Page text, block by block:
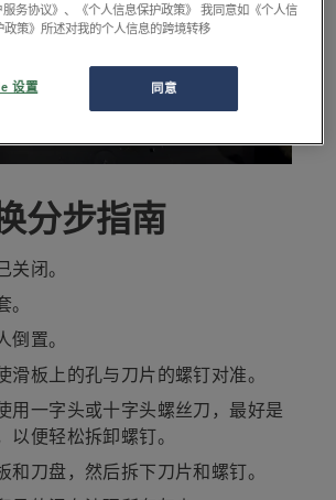
分步指南
关闭。
。
倒置。
滑板上的孔与刀片的螺钉对准。
用一字头或十字头螺丝刀，最好是
以便轻松拆卸螺钉。
和刀盘，然后拆下刀片和螺钉。
务协议》、《个人信息保护政策》 我同意如《个人信
政策》所述对我的个人信息的跨境转移
同意
设置